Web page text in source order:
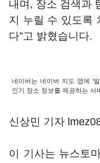
내며, 장소 검색과
지 누릴 수 있도록
다”고 밝혔습니다.
네이버는 네이버 지도 앱에 ‘
인기 장소 정보를 제공하는 서
신상민 기자
이 기사는 뉴스토